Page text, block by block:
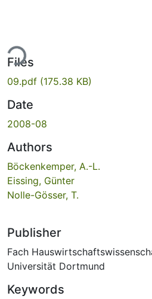
Files
09.pdf (175.38 KB)
Date
2008-08
Authors
Böckenkemper, A.-L.
Eissing, Günter
Nolle-Gösser, T.
Publisher
Fach
Universität Dortmund
Keywords